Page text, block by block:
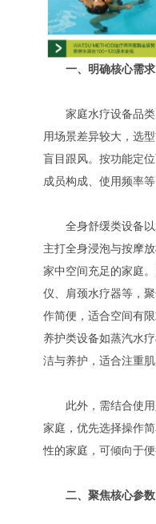
一、明确核心需
家庭水疗设备品类
用场景差异较大，选
盲目跟风。按功能定
成员构成、使用频率等
全身舒缓类设备以
主打全身浸泡与按摩
家中空间充足的家庭
仪、肩颈水疗器等，
作简便，适合空间有
养护类设备如蒸汽水
洁与养护，适合注重肌
此外，需结合使用
家庭，优先选择操作
性的家庭，可倾向于
二、聚焦核心参